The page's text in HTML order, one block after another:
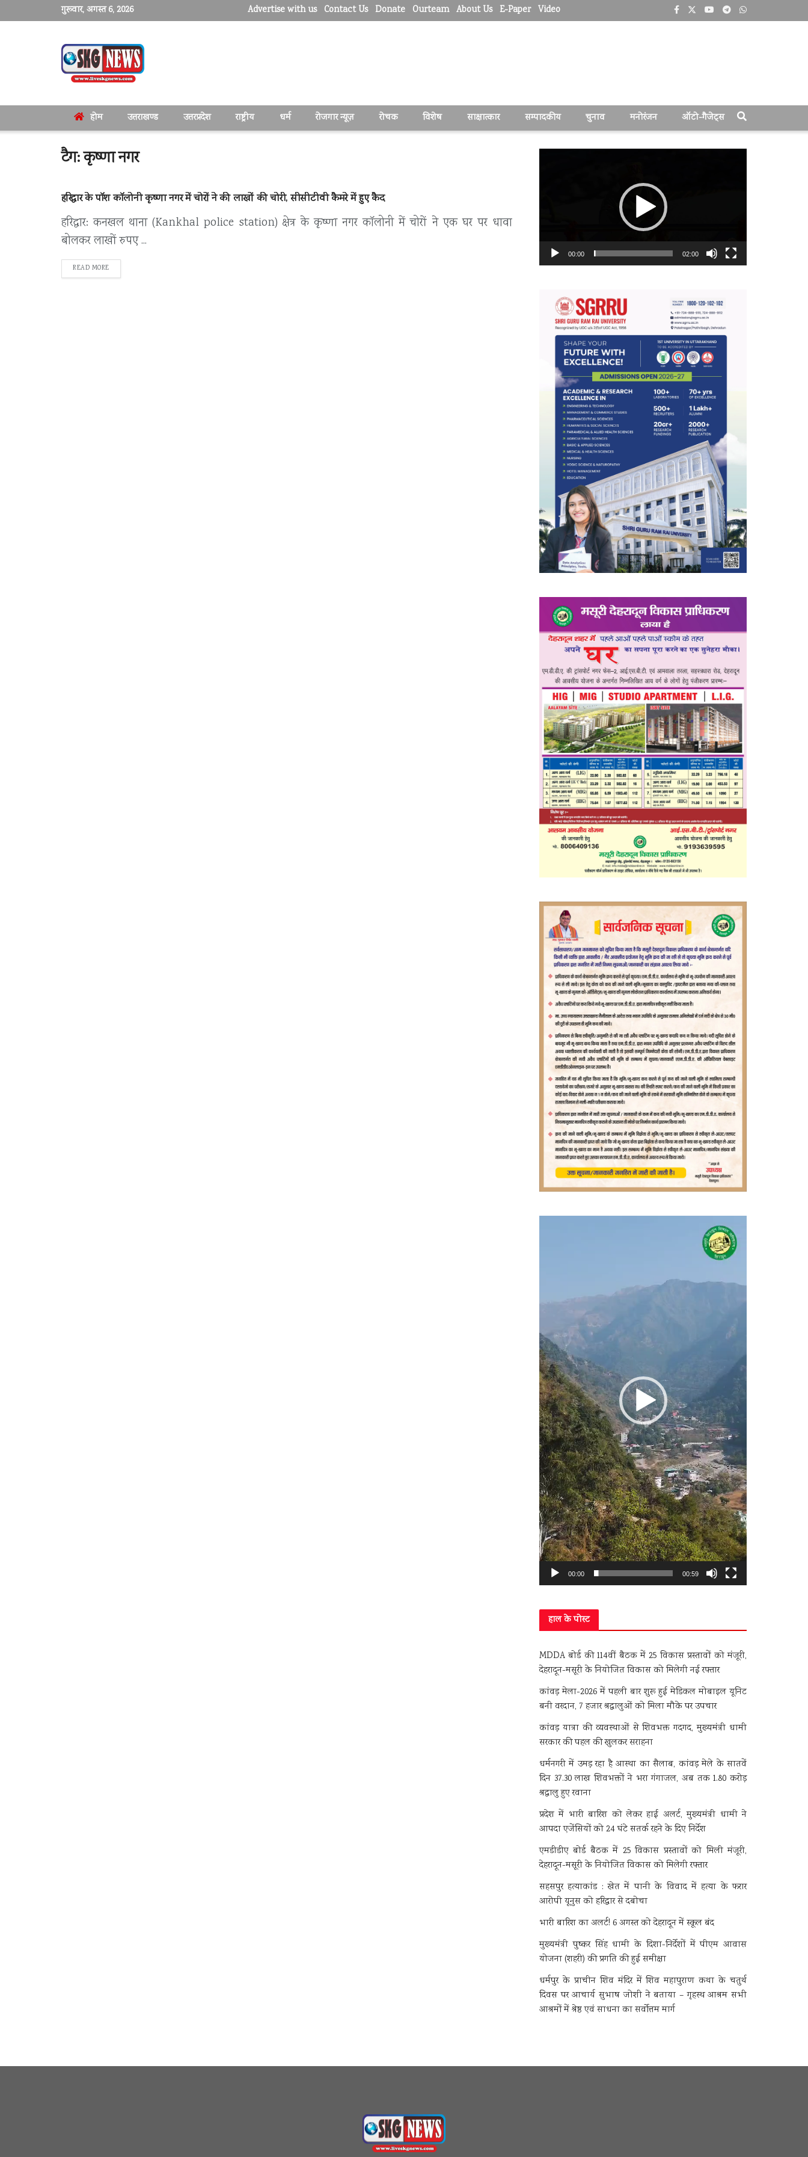
गुरूवार, अगस्त 6, 2026 Advertise with us Contact Us Donate Ourteam About Us E-Paper Video
होम उत्तराखण्ड उत्तरप्रदेश राष्ट्रीय धर्म रोजगार न्यूज़ रोचक विशेष साक्षात्कार सम्पादकीय चुनाव मनोरंजन ऑटो-गैजेट्स
टैग:कृष्णा नगर
हरिद्वार के पॉश कॉलोनी कृष्णा नगर में चोरों ने की लाखों की चोरी, सीसीटीवी कैमरे में हुए कैद
हरिद्वार: कनखल थाना (Kankhal police station) क्षेत्र के कृष्णा नगर कॉलोनी में चोरों ने एक घर पर धावा
बोलकर लाखों रुपए ...
READ MOREDETAILS
00:00 02:00
00:00 00:59
हाल के पोस्ट
MDDA बोर्ड की 114वीं बैठक में 25 विकास प्रस्तावों को मंजूरी,
देहरादून-मसूरी के नियोजित विकास को मिलेगी नई रफ्तार
कांवड़ मेला-2026 में पहली बार शुरू हुई मेडिकल मोबाइल यूनिट
बनी वरदान, 7 हजार श्रद्धालुओं को मिला मौके पर उपचार
कांवड़ यात्रा की व्यवस्थाओं से शिवभक्त गदगद, मुख्यमंत्री धामी
सरकार की पहल की खुलकर सराहना
धर्मनगरी में उमड़ रहा है आस्था का सैलाब, कांवड़ मेले के सातवें
दिन 37.30 लाख शिवभक्तों ने भरा गंगाजल, अब तक 1.80 करोड़
श्रद्धालु हुए रवाना
प्रदेश में भारी बारिश को लेकर हाई अलर्ट, मुख्यमंत्री धामी ने
आपदा एजेंसियों को 24 घंटे सतर्क रहने के दिए निर्देश
एमडीडीए बोर्ड बैठक में 25 विकास प्रस्तावों को मिली मंजूरी,
देहरादून-मसूरी के नियोजित विकास को मिलेगी रफ्तार
सहसपुर हत्याकांड : खेत में पानी के विवाद में हत्या के फरार
आरोपी यूनुस को हरिद्वार से दबोचा
भारी बारिश का अलर्ट! 6 अगस्त को देहरादून में स्कूल बंद
मुख्यमंत्री पुष्कर सिंह धामी के दिशा-निर्देशों में पीएम आवास
योजना (शहरी) की प्रगति की हुई समीक्षा
धर्मपुर के प्राचीन शिव मंदिर में शिव महापुराण कथा के चतुर्थ
दिवस पर आचार्य सुभाष जोशी ने बताया – गृहस्थ आश्रम सभी
आश्रमों में श्रेष्ठ एवं साधना का सर्वोत्तम मार्ग